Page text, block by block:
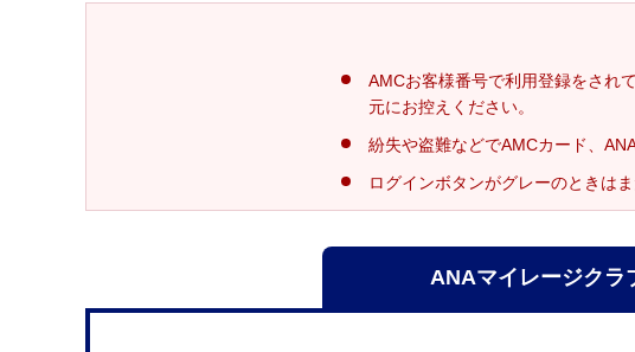
AMCお客様番号で利用登録をされ
元にお控えください。
紛失や盗難などでAMCカード、
ログインボタンがグレーのときは
ANAマイレージクラ